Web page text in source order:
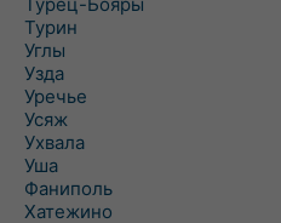
Турин
Углы
Узда
Уречье
Усяж
Ухвала
Уша
Фаниполь
Хатежино